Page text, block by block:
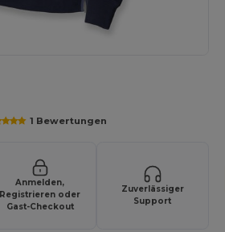
1 Bewertungen
Anmelden,
Registrieren oder
Gast-Checkout
Zuverlässiger
Support